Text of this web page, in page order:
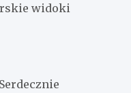
widoki